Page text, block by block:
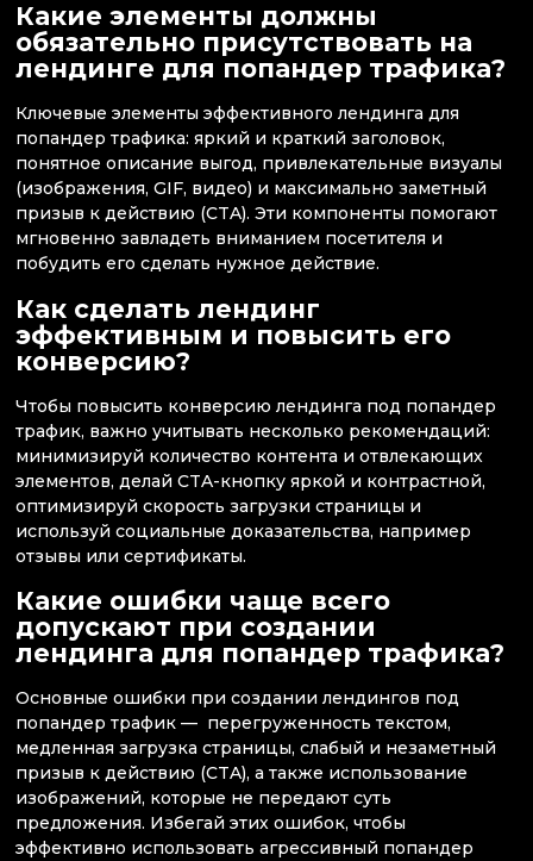
Какие элементы должны
обязательно присутствовать на
лендинге для попандер трафика?
Ключевые элементы эффективного лендинга для
попандер трафика: яркий и краткий заголовок,
понятное описание выгод, привлекательные визуалы
(изображения, GIF, видео) и максимально заметный
призыв к действию (CTA). Эти компоненты помогают
мгновенно завладеть вниманием посетителя и
побудить его сделать нужное действие.
Как сделать лендинг
эффективным и повысить его
конверсию?
Чтобы повысить конверсию лендинга под попандер
трафик, важно учитывать несколько рекомендаций:
минимизируй количество контента и отвлекающих
элементов, делай CTA-кнопку яркой и контрастной,
оптимизируй скорость загрузки страницы и
используй социальные доказательства, например
отзывы или сертификаты.
Какие ошибки чаще всего
допускают при создании
лендинга для попандер трафика?
Основные ошибки при создании лендингов под
попандер трафик — перегруженность текстом,
медленная загрузка страницы, слабый и незаметный
призыв к действию (CTA), а также использование
изображений, которые не передают суть
предложения. Избегай этих ошибок, чтобы
эффективно использовать агрессивный попандер